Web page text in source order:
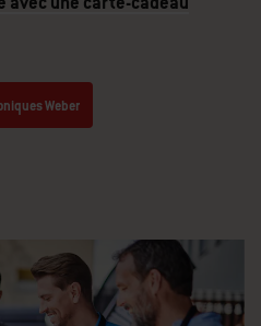
une carte-cadeau
Weber